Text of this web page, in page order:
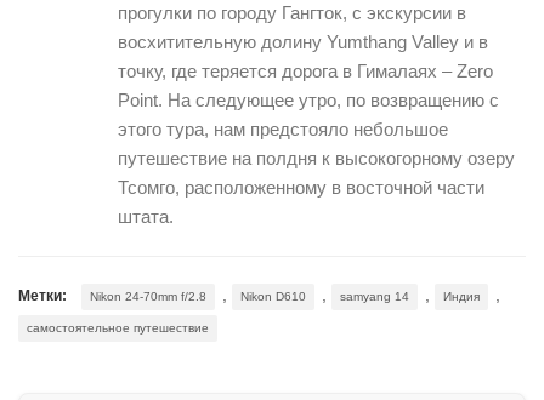
прогулки по городу Гангток, с экскурсии в
восхитительную долину Yumthang Valley и в
точку, где теряется дорога в Гималаях – Zero
Point. На следующее утро, по возвращению с
этого тура, нам предстояло небольшое
путешествие на полдня к высокогорному озеру
Тсомго, расположенному в восточной части
штата.
Метки: Nikon 24-70mm f/2.8 Nikon D610 samyang 14 Индия
самостоятельное путешествие